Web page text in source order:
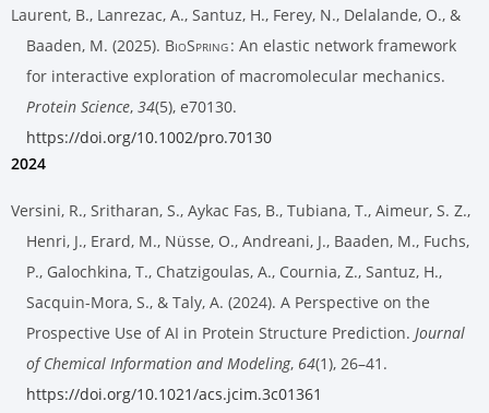
Laurent, B., Lanrezac, A., Santuz, H., Ferey, N., Delalande, O., &
Baaden, M. (2025). BioSpring: An elastic network framework
for interactive exploration of macromolecular mechanics.
Protein Science, 34(5), e70130.
https://doi.org/10.1002/pro.70130
2024
Versini, R., Sritharan, S., Aykac Fas, B., Tubiana, T., Aimeur, S. Z.,
Henri, J., Erard, M., Nüsse, O., Andreani, J., Baaden, M., Fuchs,
P., Galochkina, T., Chatzigoulas, A., Cournia, Z., Santuz, H.,
Sacquin-Mora, S., & Taly, A. (2024). A Perspective on the
Prospective Use of AI in Protein Structure Prediction. Journal
of Chemical Information and Modeling, 64(1), 26–41.
https://doi.org/10.1021/acs.jcim.3c01361